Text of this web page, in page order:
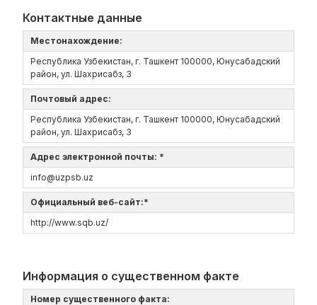
Контактные данные
Местонахождение:
Республика Узбекистан, г. Ташкент 100000, Юнусабадский
район, ул. Шахрисабз, 3
Почтовый адрес:
Республика Узбекистан, г. Ташкент 100000, Юнусабадский
район, ул. Шахрисабз, 3
Адрес электронной почты: *
info@uzpsb.uz
Официальный веб-сайт:*
http://www.sqb.uz/
Информация о существенном факте
Номер существенного факта: